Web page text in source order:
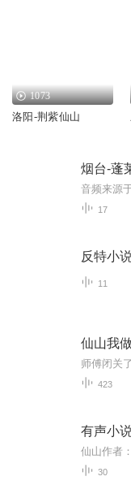
1073
洛阳-荆紫仙山
烟台-蓬
17
反特小
11
仙山我
423
有声小
30